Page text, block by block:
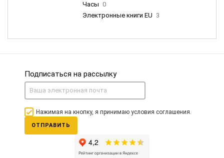
Часы 0
Электронные книги EU 3
Подписаться на рассылку
Нажимая на кнопку, я принимаю условия соглашения.
ОТПРАВИТЬ